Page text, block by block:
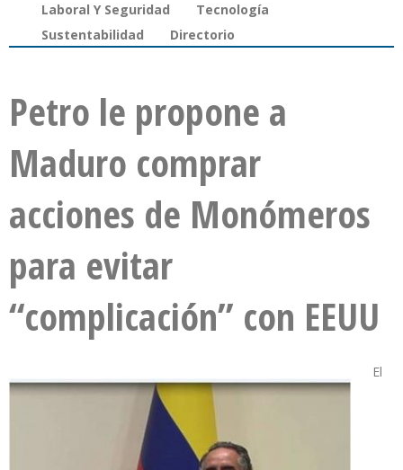
Laboral Y Seguridad
Tecnología
Sustentabilidad
Directorio
Petro le propone a
Maduro comprar
acciones de Monómeros
para evitar
“complicación” con EEUU
El